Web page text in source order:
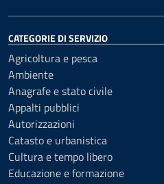
CATEGORIE DI SERVIZIO
Agricoltura e pesca
Ambiente
Anagrafe e stato civile
Appalti pubblici
Autorizzazioni
Catasto e urbanistica
Cultura e tempo libero
Educazione e formazione